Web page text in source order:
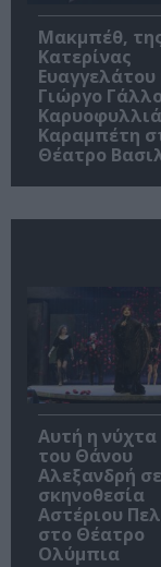
Μακμπέθ,
Κατερίνας
Ευαγγελάτου
Γιώργο
Καρυοφυλλιά
Καραμπέτη
Θέατρο
Αυτή η νύχτα
του Θάνου
Αλεξανδρή σε
σκηνοθεσία
Αστέριου
στο Θέατρο
Ολύμπια